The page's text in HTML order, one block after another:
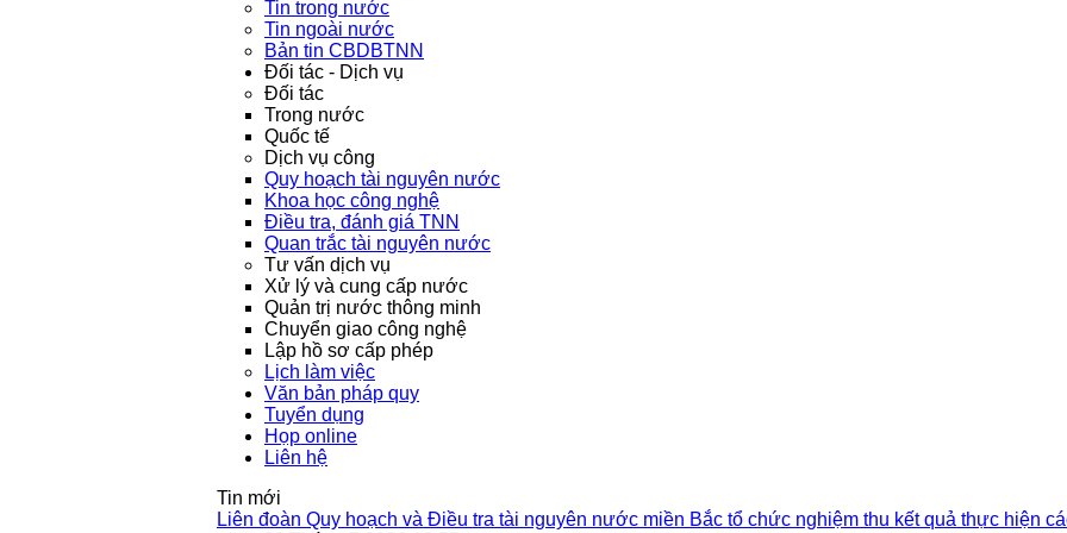
Tin trong nước
Tin ngoài nước
Bản tin CBDBTNN
Đối tác - Dịch vụ
Đối tác
Trong nước
Quốc tế
Dịch vụ công
Quy hoạch tài nguyên nước
Khoa học công nghệ
Điều tra, đánh giá TNN
Quan trắc tài nguyên nước
Tư vấn dịch vụ
Xử lý và cung cấp nước
Quản trị nước thông minh
Chuyển giao công nghệ
Lập hồ sơ cấp phép
Lịch làm việc
Văn bản pháp quy
Tuyển dụng
Họp online
Liên hệ
Tin mới
Liên đoàn Quy hoạch và Điều tra tài nguyên nước miền Bắc tổ chức nghiệm thu kết quả thực hiện